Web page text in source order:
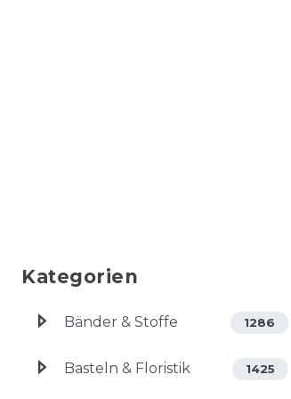
Kategorien
Bänder & Stoffe 1286
Basteln & Floristik 1425